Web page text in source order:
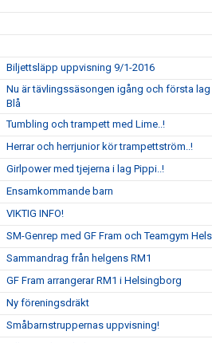
Biljettsläpp uppvisning 9/1-2016
Nu är tävlingssäsongen igång och första lag
Blå
Tumbling och trampett med Lime..!
Herrar och herrjunior kör trampettström..!
Girlpower med tjejerna i lag Pippi..!
Ensamkommande barn
VIKTIG INFO!
SM-Genrep med GF Fram och Teamgym
Sammandrag från helgens RM1
GF Fram arrangerar RM1 i Helsingborg
Ny föreningsdräkt
Småbarnstruppernas uppvisning!